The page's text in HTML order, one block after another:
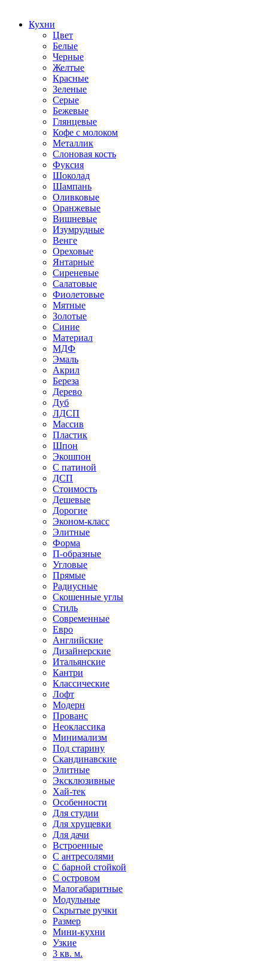
Кухни
Цвет
Белые
Черные
Желтые
Красные
Зеленые
Серые
Бежевые
Глянцевые
Кофе с молоком
Металлик
Слоновая кость
Фуксия
Шоколад
Шампань
Оливковые
Оранжевые
Вишневые
Изумрудные
Венге
Ореховые
Янтарные
Сиреневые
Салатовые
Фиолетовые
Мятные
Золотые
Синие
Материал
МДФ
Эмаль
Акрил
Береза
Дерево
Дуб
ЛДСП
Массив
Пластик
Шпон
Экошпон
С патиной
ДСП
Стоимость
Дешевые
Дорогие
Эконом-класс
Элитные
Форма
П-образные
Угловые
Прямые
Радиусные
Скошенные углы
Стиль
Современные
Евро
Английские
Дизайнерские
Итальянские
Кантри
Классические
Лофт
Модерн
Прованс
Неоклассика
Минимализм
Под старину
Скандинавские
Элитные
Эксклюзивные
Хай-тек
Особенности
Для студии
Для хрущевки
Для дачи
Встроенные
С антресолями
С барной стойкой
С островом
Малогабаритные
Модульные
Скрытые ручки
Размер
Мини-кухни
Узкие
3 кв. м.